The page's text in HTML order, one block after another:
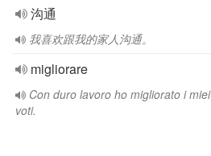
沟通
我喜欢跟我的家人沟通。
migliorare
Con duro lavoro ho migliorato i miei
voti.